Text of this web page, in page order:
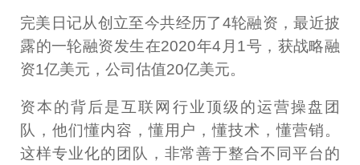
完美日记从创立至今共经历了4轮融资，最近披
露的一轮融资发生在2020年4月1号，获战略融
资1亿美元，公司估值20亿美元。
资本的背后是互联网行业顶级的运营操盘团
队，他们懂内容，懂用户，懂技术，懂营销。
这样专业化的团队，非常善于整合不同平台的